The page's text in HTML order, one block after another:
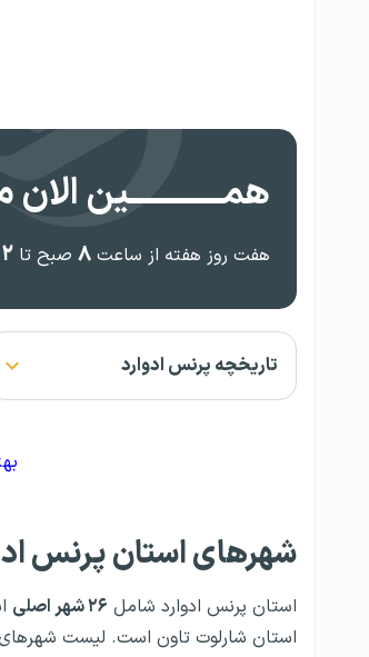
همــــــــــــین
هفت روز هفته از ساعت ۸ صبح تا
تاریخچه پرنس ادوارد
شهرهای استان پرنس
استان پرنس ادوارد شامل ۲۶ شهر اصلی
استان شارلوت تاون است. لیست